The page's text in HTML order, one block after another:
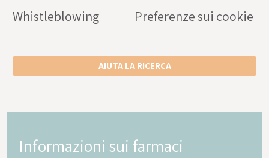
Whistleblowing
Preferenze sui cookie
AIUTA LA RICERCA
Informazioni sui farmaci